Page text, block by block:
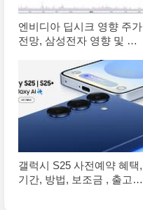
엔비디아 딥시크 영향 주가
전망, 삼성전자 영향 및 향
갤럭시 S25 사전예약 혜택,
기간, 방법, 보조금 , 출고가